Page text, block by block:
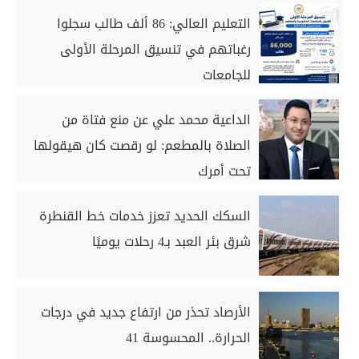
التعليم العالي: 86 ألف طالب سجلوا
رغباتهم في تنسيق المرحلة الأولى
للجامعات
الداعية محمد علي عن منع فتاة من
الصلاة بالمطعم: لو رقصت كان هيقولها
تحت أمرك
السكك الحديد تعزز خدمات خط القنطرة
شرق بئر العبد بـ4 رحلات يوميًا
الأرصاد تحذر من ارتفاع جديد في درجات
الحرارة.. المحسوسة 41